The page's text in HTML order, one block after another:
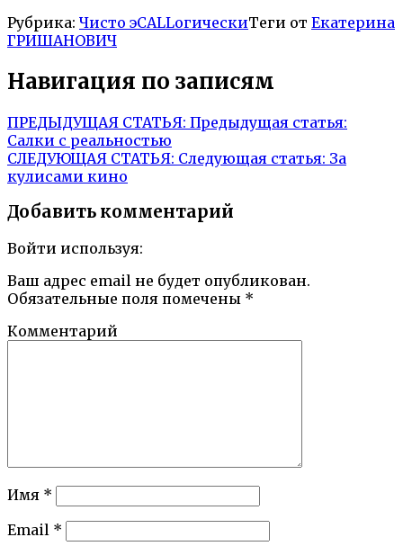
Рубрика: Чисто эCALLогическиТеги от Екатерина
ГРИШАНОВИЧ
Навигация по записям
ПРЕДЫДУЩАЯ СТАТЬЯ: Предыдущая статья:
Салки с реальностью
СЛЕДУЮЩАЯ СТАТЬЯ: Следующая статья: За
кулисами кино
Добавить комментарий
Войти используя:
Ваш адрес email не будет опубликован.
Обязательные поля помечены *
Комментарий
Имя *
Email *